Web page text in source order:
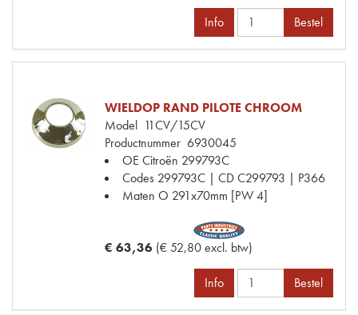
Info Bestel
WIELDOP RAND PILOTE CHROOM
Model 11CV/15CV
Productnummer 6930045
OE Citroën 299793C
Codes 299793C | CD C299793 | P366
Maten O 291x70mm [PW 4]
€ 63,36 (€ 52,80 excl. btw)
Info Bestel